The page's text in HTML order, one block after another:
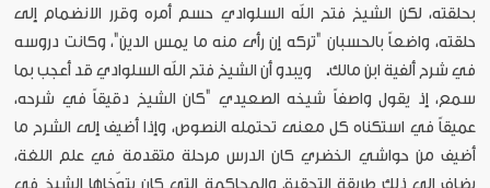
بحلقته، لكن الشيخ فتح الله السلوادي حسم أمره وقرر الانضمام إلى
حلقته، واضعاً بالحسبان "تركه إن رأى منه ما يمس الدين"، وكانت دروسه
في شرح ألفية ابن مالك. ويبدو أن الشيخ فتح الله السلوادي قد أعجب بما
سمع، إذ يقول واصفاً شيخه الصعيدي "كان الشيخ دقيقاً في شرحه،
عميقاً في استكناه كل معنى تحتمله النصوص، وإذا أضيف إلى الشرح ما
أضيف من حواشي الخضري كان الدرس مرحلة متقدمة في علم اللغة،